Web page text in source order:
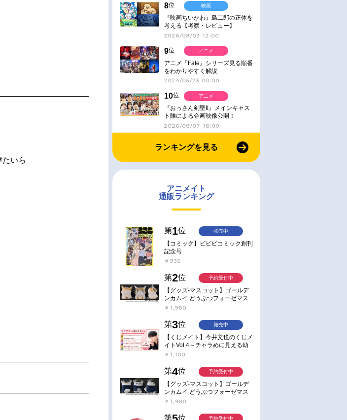
いら
8位
『映画ちいかわ』島二郎の正体を
考える【考察・レビュー】
2026/08/03 12:00
映画
9位
アニメ『Fate』シリーズ見る順番
をわかりやすく解説
2024/05/23 00:00
アニメ
10位
『おっさん剣聖II』メインキャス
ト陣による企画映像公開！
2026/08/07 18:00
アニメ
ランキングを見る
アニメイト
通販ランキング
第1位
【コミック】ビビビコミック創刊
記念号
￥935
発売中
第2位
【グッズ-マスコット】ゴールデ
ンカムイ どうぶつフォーゼマス
コット 4.尾形百之助【再販】
￥1,980
予約受付中
第3位
【くじメイト】今井文也のくじメ
イトVol.4～チャラめに見える幼
馴染、実は一途で独占欲が強いん
￥1,100
発売中
第4位
【グッズ-マスコット】ゴールデ
ンカムイ どうぶつフォーゼマス
コット 5.月島軍曹【再販】
￥1,980
予約受付中
第 位 予約受付中